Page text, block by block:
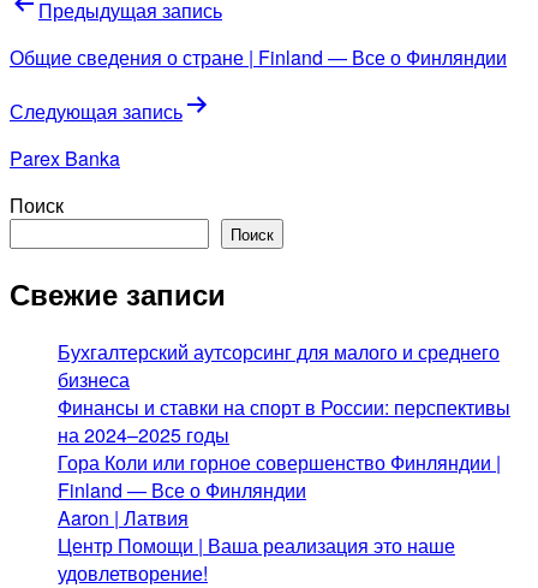
Навигация
по
Предыдущая запись
Общие сведения о стране | Finland — Все о Финляндии
Следующая запись
Parex Banka
Поиск
Поиск
Свежие записи
Бухгалтерский аутсорсинг для малого и среднего
бизнеса
Финансы и ставки на спорт в России: перспективы
на 2024–2025 годы
Гора Коли или горное совершенство Финляндии |
Finland — Все о Финляндии
Aaron | Латвия
Центр Помощи | Ваша реализация это наше
удовлетворение!